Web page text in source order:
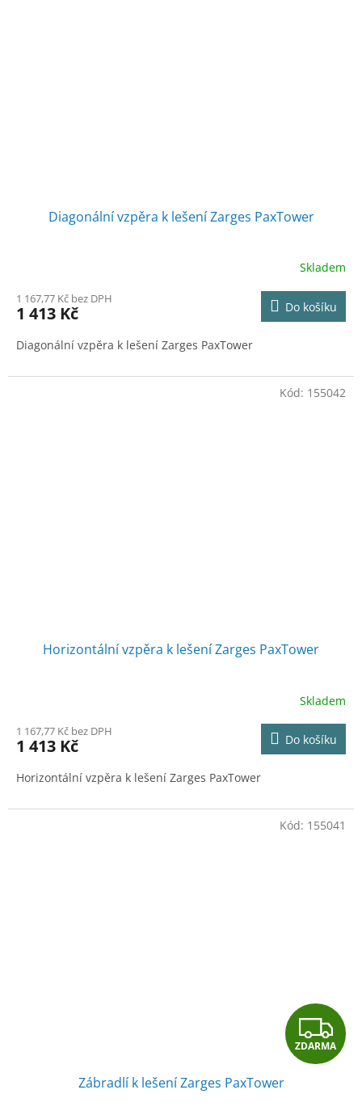
Diagonální vzpěra k lešení Zarges PaxTower
Skladem
1 167,77 Kč bez DPH
1 413 Kč Do košíku
Diagonální vzpěra k lešení Zarges PaxTower
Horizontální vzpěra k lešení Zarges PaxTower
Skladem
1 167,77 Kč bez DPH
1 413 Kč Do košíku
Horizontální vzpěra k lešení Zarges PaxTower
Kód: 155042
Z
D
ZDARMA
Zábradlí k lešení Zarges PaxTower
Kód: 155041